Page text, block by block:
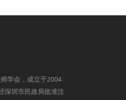
学会，成立于2004
深圳市民政局批准注